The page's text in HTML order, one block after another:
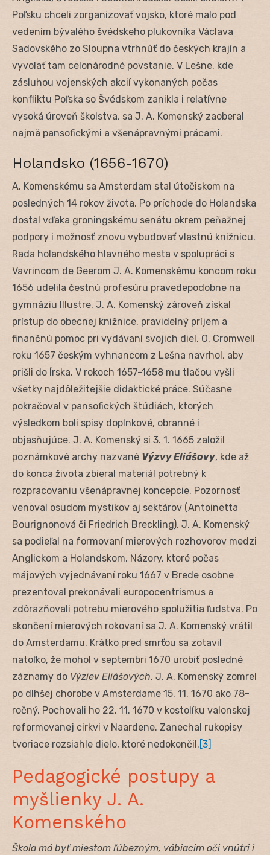
Poľsku chceli zorganizovať vojsko, ktoré malo pod
vedením bývalého švédskeho plukovníka Václava
Sadovského zo Sloupna vtrhnúť do českých krajín a
vyvolať tam celonárodné povstanie. V Lešne, kde
zásluhou vojenských akcií vykonaných počas
konfliktu Poľska so Švédskom zanikla i relatívne
vysoká úroveň školstva, sa J. A. Komenský zaoberal
najmä pansofickými a všenápravnými prácami.
Holandsko (1656-1670)
A. Komenskému sa Amsterdam stal útočiskom na
posledných 14 rokov života. Po príchode do Holandska
dostal vďaka groningskému senátu okrem peňažnej
podpory i možnosť znovu vybudovať vlastnú knižnicu.
Rada holandského hlavného mesta v spolupráci s
Vavrincom de Geerom J. A. Komenskému koncom roku
1656 udelila čestnú profesúru pravedepodobne na
gymnáziu Illustre. J. A. Komenský zároveň získal
prístup do obecnej knižnice, pravidelný príjem a
finančnú pomoc pri vydávaní svojich diel. O. Cromwell
roku 1657 českým vyhnancom z Lešna navrhol, aby
prišli do Írska. V rokoch 1657-1658 mu tlačou vyšli
všetky najdôležitejšie didaktické práce. Súčasne
pokračoval v pansofických štúdiách, ktorých
výsledkom boli spisy doplnkové, obranné i
objasňujúce. J. A. Komenský si 3. 1. 1665 založil
poznámkové archy nazvané Výzvy Eliášovy, kde až
do konca života zbieral materiál potrebný k
rozpracovaniu všenápravnej koncepcie. Pozornosť
venoval osudom mystikov aj sektárov (Antoinetta
Bourignonová či Friedrich Breckling). J. A. Komenský
sa podieľal na formovaní mierových rozhovorov medzi
Anglickom a Holandskom. Názory, ktoré počas
májových vyjednávaní roku 1667 v Brede osobne
prezentoval prekonávali europocentrismus a
zdôrazňovali potrebu mierového spolužitia ľudstva. Po
skončení mierových rokovaní sa J. A. Komenský vrátil
do Amsterdamu. Krátko pred smrťou sa zotavil
natoľko, že mohol v septembri 1670 urobiť posledné
záznamy do Výziev Eliášových. J. A. Komenský zomrel
po dlhšej chorobe v Amsterdame 15. 11. 1670 ako 78-
ročný. Pochovali ho 22. 11. 1670 v kostolíku valonskej
reformovanej cirkvi v Naardene. Zanechal rukopisy
tvoriace rozsiahle dielo, ktoré nedokončil.[3]
Pedagogické postupy a
myšlienky J. A.
Komenského
Škola má byť miestom ľúbezným, vábiacim oči vnútri i